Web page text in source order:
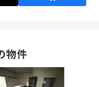
物件